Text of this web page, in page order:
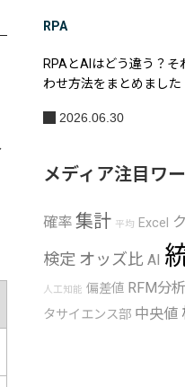
RPA
RPAとAIはどう違う？
わせ方法をまとめました
2026.06.30
メディア注目ワ
確率 集計 平均 Excel
検定 オッズ比 AI
人工知能 偏差値 RFM分析
タサイエンス部 中央値